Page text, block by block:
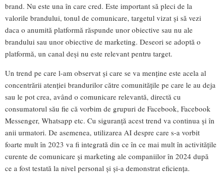
brand. Nu este una în care cred. Este important să pleci de la
valorile brandului, tonul de comunicare, targetul vizat și să vezi
daca o anumită platformă răspunde unor obiective sau nu ale
brandului sau unor obiective de marketing. Deseori se adoptă o
platformă, un canal deși nu este relevant pentru target.
Un trend pe care l-am observat și care se va menține este acela al
concentrării atenției brandurilor către comunitățile pe care le au deja
sau le pot crea, având o comunicare relevantă, directă cu
consumatorul său fie că vorbim de grupuri de Facebook, Facebook
Messenger, Whatsapp etc. Cu siguranță acest trend va continua și în
anii urmatori. De asemenea, utilizarea AI despre care s-a vorbit
foarte mult în 2023 va fi integrată din ce în ce mai mult în activitățile
curente de comunicare și marketing ale companiilor în 2024 după
ce a fost testată la nivel personal și și-a demonstrat eficiența.